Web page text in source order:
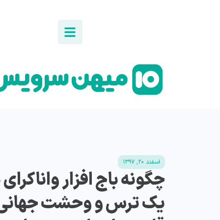
اسفند ۲۰, ۱۳۹۷
چگونه باج افزار
یک ترس و وحشت جهانی